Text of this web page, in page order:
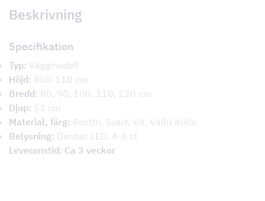
Beskrivning
Specifikation
Typ: Väggmodell
Höjd: 850-110 cm
Bredd: 80, 90, 100, 110, 120 cm
Djup: 52 cm
Material, färg: Rostfri, Svart, Vit, Valfri Kulör
Belysning: Dimbar LED, 4-6 st
Leveranstid: Ca 3 veckor